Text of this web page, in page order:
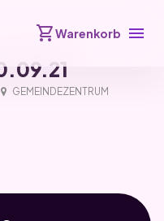
shopping_cartWarenkorb menu
GEMEINDEZENTRUM